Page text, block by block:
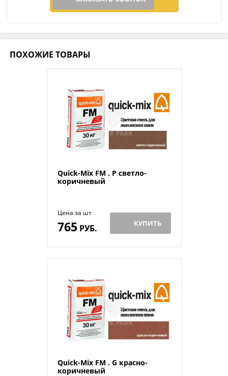
ПОХОЖИЕ ТОВАРЫ
Quick-Mix FM . P светло-
коричневый
Цена за шт
765 РУБ. КУПИТЬ
Quick-Mix FM . G красно-
коричневый